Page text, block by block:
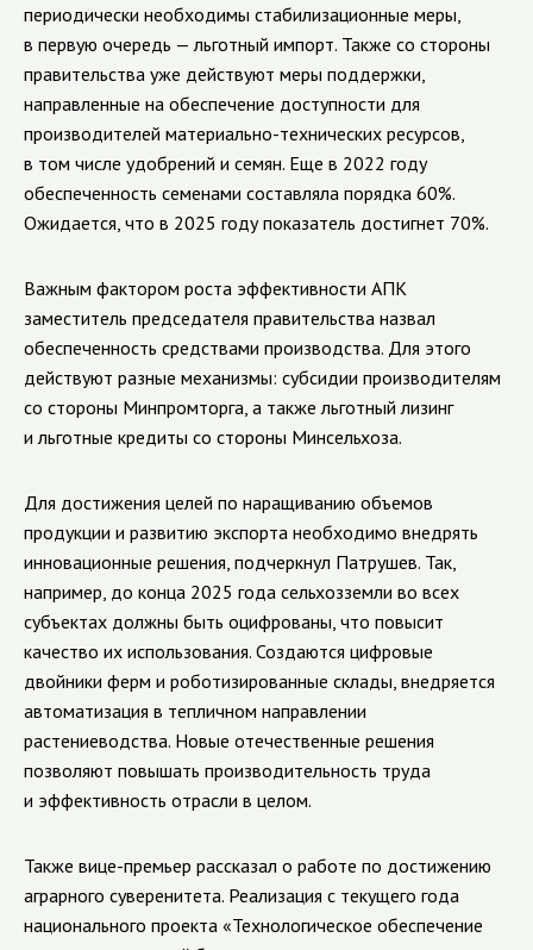
периодически необходимы стабилизационные меры,
в первую очередь — льготный импорт. Также со стороны
правительства уже действуют меры поддержки,
направленные на обеспечение доступности для
производителей материально-технических ресурсов,
в том числе удобрений и семян. Еще в 2022 году
обеспеченность семенами составляла порядка 60%.
Ожидается, что в 2025 году показатель достигнет 70%.
Важным фактором роста эффективности АПК
заместитель председателя правительства назвал
обеспеченность средствами производства. Для этого
действуют разные механизмы: субсидии производителям
со стороны Минпромторга, а также льготный лизинг
и льготные кредиты со стороны Минсельхоза.
Для достижения целей по наращиванию объемов
продукции и развитию экспорта необходимо внедрять
инновационные решения, подчеркнул Патрушев. Так,
например, до конца 2025 года сельхозземли во всех
субъектах должны быть оцифрованы, что повысит
качество их использования. Создаются цифровые
двойники ферм и роботизированные склады, внедряется
автоматизация в тепличном направлении
растениеводства. Новые отечественные решения
позволяют повышать производительность труда
и эффективность отрасли в целом.
Также вице-премьер рассказал о работе по достижению
аграрного суверенитета. Реализация с текущего года
национального проекта «Технологическое обеспечение